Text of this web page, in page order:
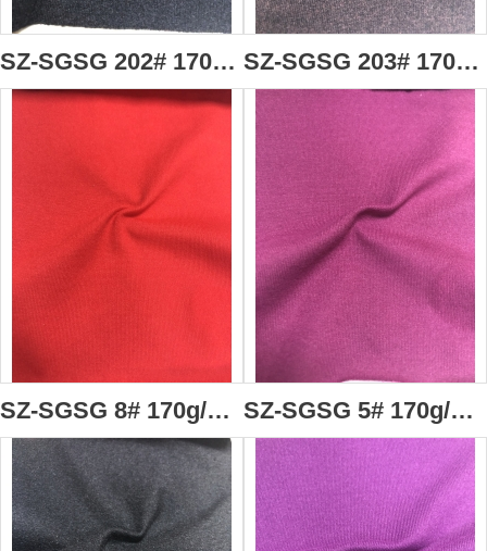
SZ-SGSG 202# 170g/m2 棉型火山岩高分子面料 毛巾面料 91％聚酯纖維(火山岩納米粉體改性)+9%氨綸 吸濕透氣 抗靜電 抗起球 抗菌 抗縮水 負離子 遠紅外蓄熱 多種有益微量礦物元素 SZ-SGSG 203# 170g/m2 棉型火山岩高分子面料 毛巾面料 91％聚酯纖維(火山岩納米粉體改性)+9%氨綸 吸濕透氣 抗靜電 抗起球 抗菌 抗縮水 負離子 遠紅外蓄熱 多種有益微量礦物元素
SZ-SGSG 8# 170g/m2 棉型火山岩高分子面料 毛巾面料 91％聚酯纖維(火山岩納米粉體改性)+9%氨綸 吸濕透氣 抗靜電 抗起球 抗菌 抗縮水 負離子 遠紅外蓄熱 多種有益微量礦物元素 SZ-SGSG 5# 170g/m2 棉型火山岩高分子面料 毛巾面料 91％聚酯纖維(火山岩納米粉體改性)+9%氨綸 吸濕透氣 抗靜電 抗起球 抗菌 抗縮水 負離子 遠紅外蓄熱 多種有益微量礦物元素